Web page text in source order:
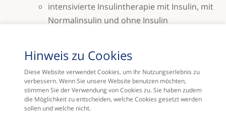
intensivierte Insulintherapie mit Insulin, mit
Normalinsulin und ohne Insulin
Extrakranieller Gefäße (CW-Doppler)
Gefäße Extremitäten (CW-Doppler)
Herz - transthorakal, Erwachsene (B-/M-
Modus)
Hinweis zu Cookies
Diese Website verwendet Cookies, um Ihr Nutzungserlebnis zu
verbessern. Wenn Sie unsere Website benutzen möchten,
stimmen Sie der Verwendung von Cookies zu. Sie haben zudem
die Möglichkeit zu entscheiden, welche Cookies gesetzt werden
sollen und welche nicht.